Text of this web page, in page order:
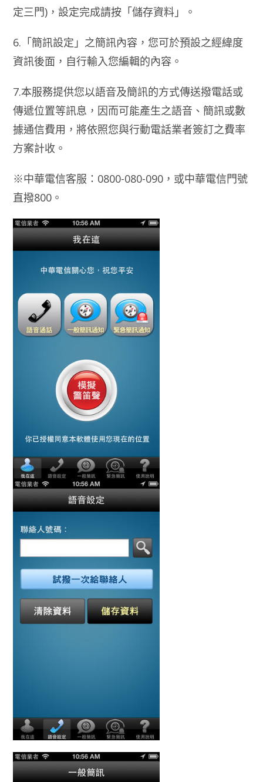
定三門)，設定完成請按「儲存資料」。
6.「簡訊設定」之簡訊內容，您可於預設之經緯度
資訊後面，自行輸入您編輯的內容。
7.本服務提供您以語音及簡訊的方式傳送撥電話或
傳遞位置等訊息，因而可能產生之語音、簡訊或數
據通信費用，將依照您與行動電話業者簽訂之費率
方案計收。
※中華電信客服：0800-080-090，或中華電信門號
直撥800。